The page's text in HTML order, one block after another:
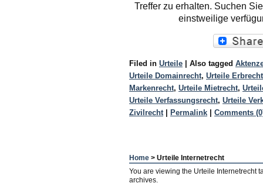
Treffer zu erhalten. Suchen
einstweilige
Filed in Urteile Also tagged
Urteile Domainrecht, Urteile Erbrecht
Markenrecht, Urteile Mietrecht,
Urteile Verfassungsrecht, Urteile
Zivilrecht
Permalink Comments
Home > Urteile Internetrecht
You are viewing the Urteile Internetrecht
archives.